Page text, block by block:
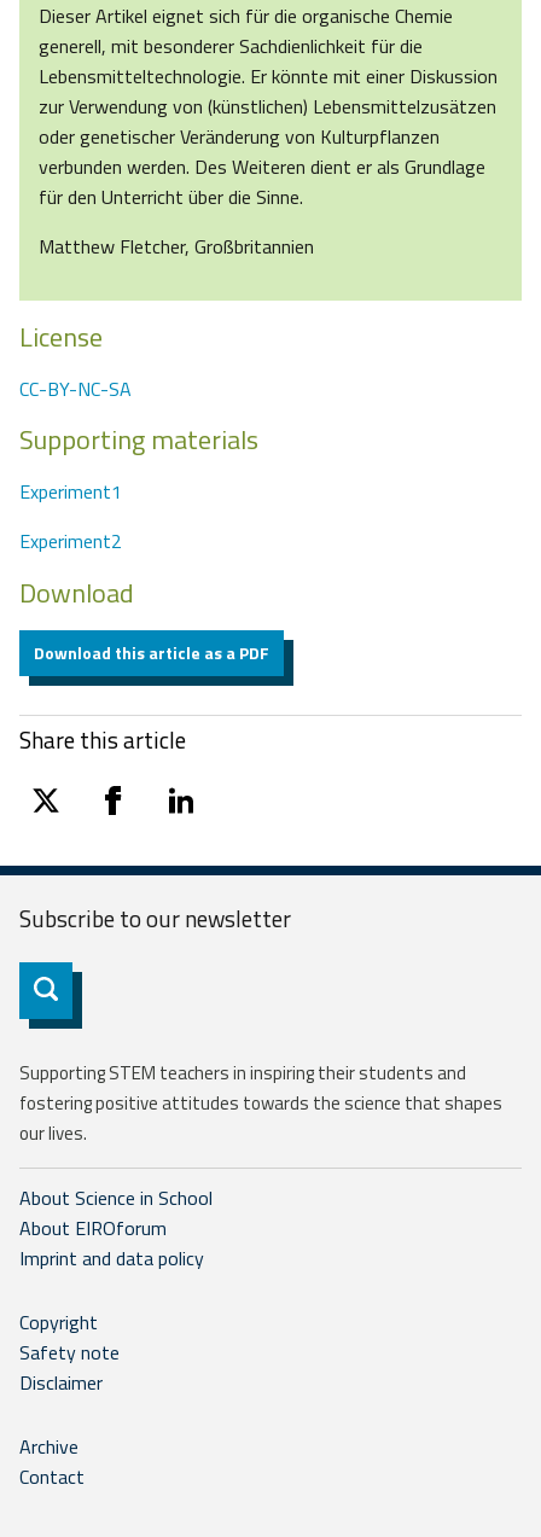
Dieser Artikel eignet sich für die organische Chemie
generell, mit besonderer Sachdienlichkeit für die
Lebensmitteltechnologie. Er könnte mit einer Diskussion
zur Verwendung von (künstlichen) Lebensmittelzusätzen
oder genetischer Veränderung von Kulturpflanzen
verbunden werden. Des Weiteren dient er als Grundlage
für den Unterricht über die Sinne.
Matthew Fletcher, Großbritannien
License
CC-BY-NC-SA
Supporting materials
Experiment1
Experiment2
Download
Download this article as a PDF
Share this article
twitter facebooklinkedin
Subscribe to ournewsletter
Subscribe
Supporting STEM teachers in inspiring their students and
fostering positive attitudes towards the science that shapes
our lives.
About Science in School
About EIROforum
Imprint and data policy
Copyright
Safety note
Disclaimer
Archive
Contact